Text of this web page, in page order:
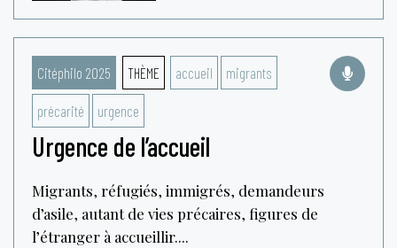
Citéphilo 2025 THÈME accueil migrants
précarité urgence
Urgence de l’accueil
Migrants, réfugiés, immigrés, demandeurs
d’asile, autant de vies précaires, figures de
l’étranger à accueillir....